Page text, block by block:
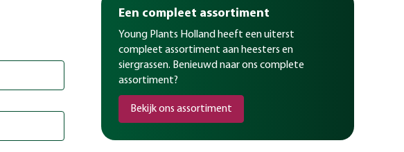
Een compleet assortiment
Young Plants Holland heeft een uiterst
compleet assortiment aan heesters en
siergrassen. Benieuwd naar ons complete
assortiment?
Bekijk ons assortiment